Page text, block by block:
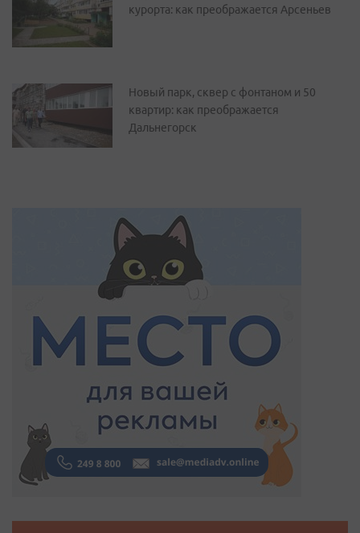
курорта: как преображается Арсеньев
Новый парк, сквер с фонтаном и 50
квартир: как преображается
Дальнегорск